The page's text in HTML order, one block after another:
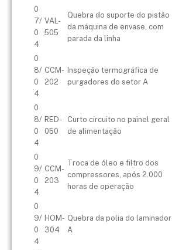
0
7/
0
4
VAL-
505
Quebra do suporte do pistão
da máquina de envase, com
parada da linha
0
8/
0
4
CCM-
202
Inspeção termográfica de
purgadores do setor A
0
8/
0
4
RED-
050
Curto circuito no painel geral
de alimentação
0
9/
0
4
CCM-
203
Troca de óleo e filtro dos
compressores, após 2.000
horas de operação
0
9/
0
4
HOM-
304
Quebra da polia do laminador
A